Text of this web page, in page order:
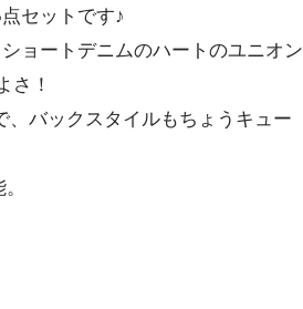
セットです♪
ョートデニムのハートのユニオン
さ！
バックスタイルもちょうキュー